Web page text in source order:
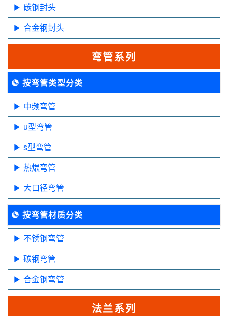
碳钢封头
合金钢封头
弯管系列
按弯管类型分类
中频弯管
u型弯管
s型弯管
热煨弯管
大口径弯管
按弯管材质分类
不锈钢弯管
碳钢弯管
合金钢弯管
法兰系列